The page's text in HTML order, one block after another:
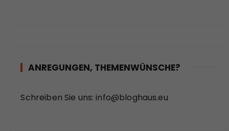
ANREGUNGEN, THEMENWÜNSCHE?
Schreiben Sie uns: info@bloghaus.eu